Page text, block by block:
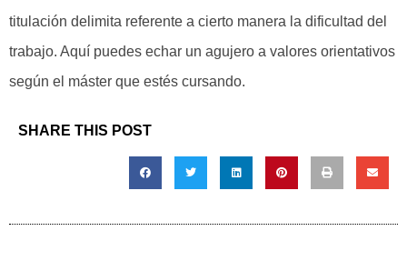
titulación delimita referente a cierto manera la dificultad del
trabajo. Aquí puedes echar un agujero a valores orientativos
según el máster que estés cursando.
SHARE THIS POST